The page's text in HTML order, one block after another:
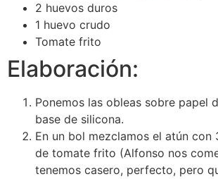
2 huevos duros
1 huevo crudo
Tomate frito
Elaboración:
Ponemos las obleas sobre papel
base de silicona.
En un bol mezclamos el atún con
de tomate frito (Alfonso nos
tenemos casero, perfecto, pero